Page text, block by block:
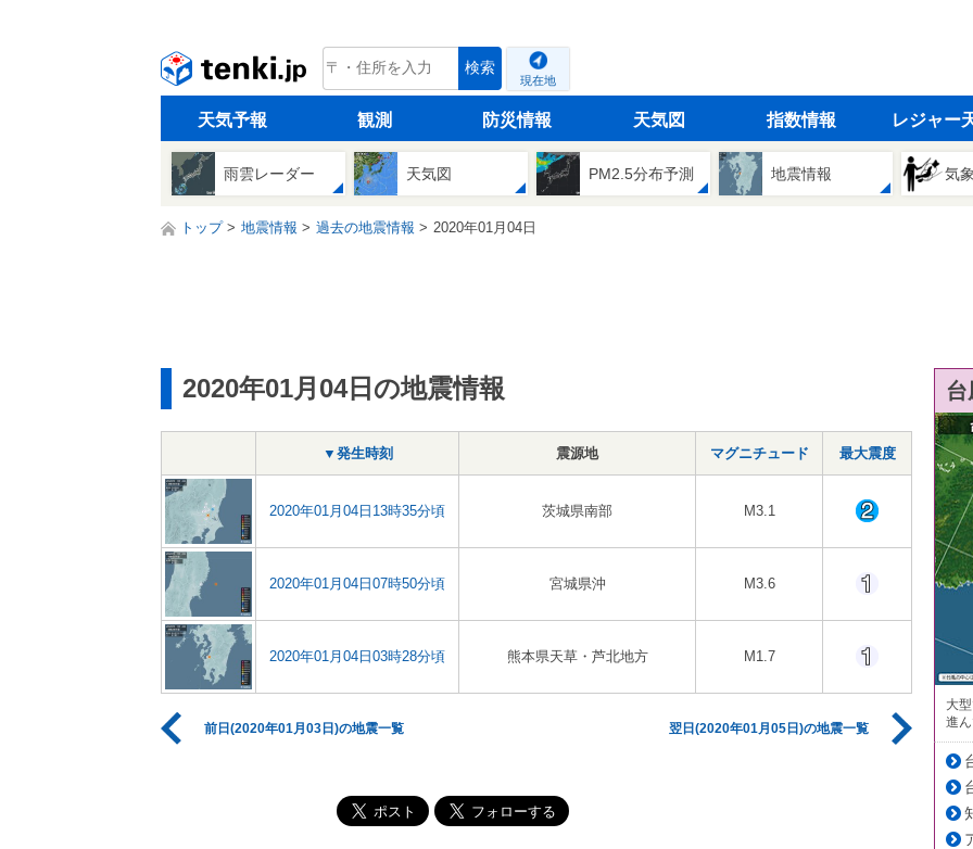
tenki.jp 検索
現在地
天気予報 観測 防災情報 天気図 指数情報 レジャー
雨雲レーダー 天気図 PM2.5分布予測 地震情報 気
トップ 地震情報 過去の地震情報 2020年01月04日
2020年01月04日の地震情報
▼発生時刻 震源地 マグニチュード 最大震度
2020年01月04日13時35分頃 茨城県南部 M3.1
2020年01月04日07時50分頃 宮城県沖 M3.6
2020年01月04日03時28分頃 熊本県天草・芦北地方 M1.7
前日(2020年01月03日)の地震一覧 翌日(2020年01月05日)の地震一覧
大
進